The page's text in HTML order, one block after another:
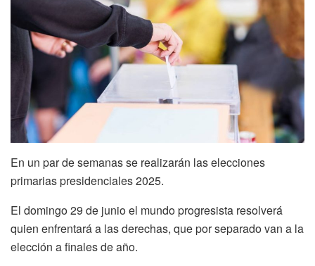
En un par de semanas se realizarán las elecciones
primarias presidenciales 2025.
El domingo 29 de junio el mundo progresista resolverá
quien enfrentará a las derechas, que por separado van a la
elección a finales de año.